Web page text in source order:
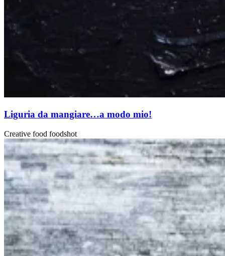
Liguria da mangiare…a modo mio!
Creative food foodshot